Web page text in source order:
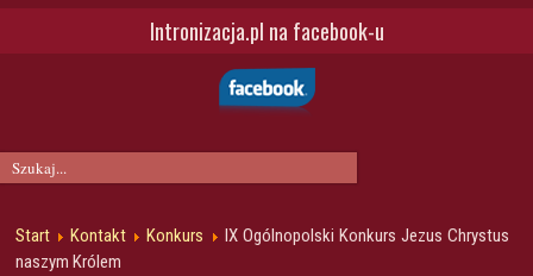
Intronizacja.pl na facebook-u
Start Kontakt Konkurs
IX Ogólnopolski Konkurs Jezus Chrystus
naszym Królem